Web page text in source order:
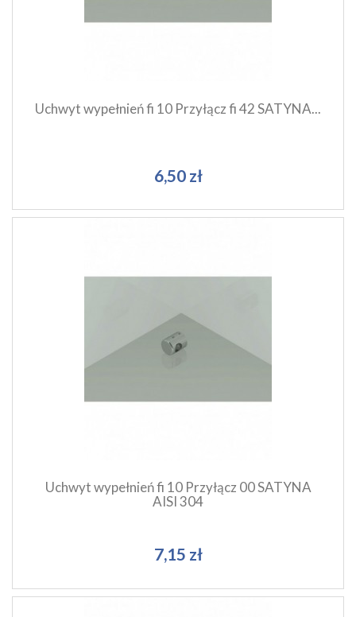
Dodaj do koszyka
Uchwyt wypełnień fi 10 Przyłącz fi 42 SATYNA...
6,50 zł
Dodaj do koszyka
Uchwyt wypełnień fi 10 Przyłącz 00 SATYNA
AISI 304
7,15 zł